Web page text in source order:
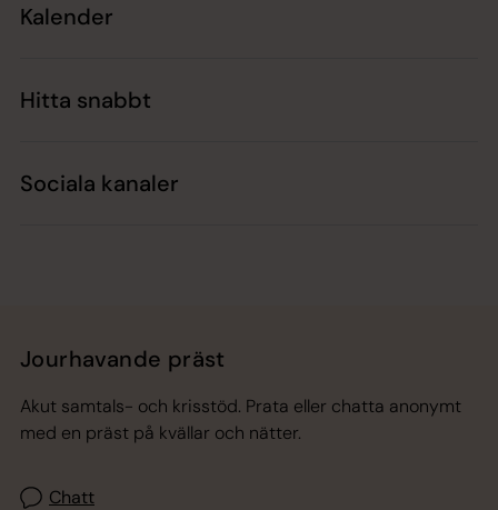
Kalender
Hitta snabbt
Sociala kanaler
Jourhavande präst
Akut samtals- och krisstöd. Prata eller chatta anonymt
med en präst på kvällar och nätter.
Chatt